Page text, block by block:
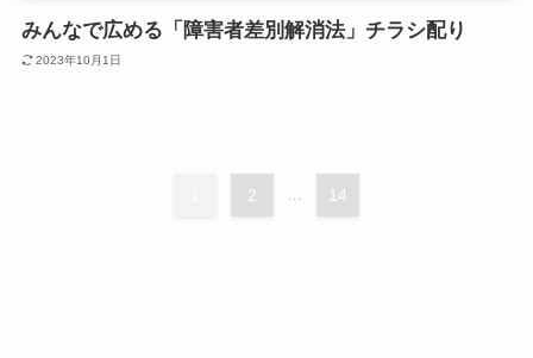
みんなで広める「障害者差別解消法」チラシ配り
2023年10月1日
2 14